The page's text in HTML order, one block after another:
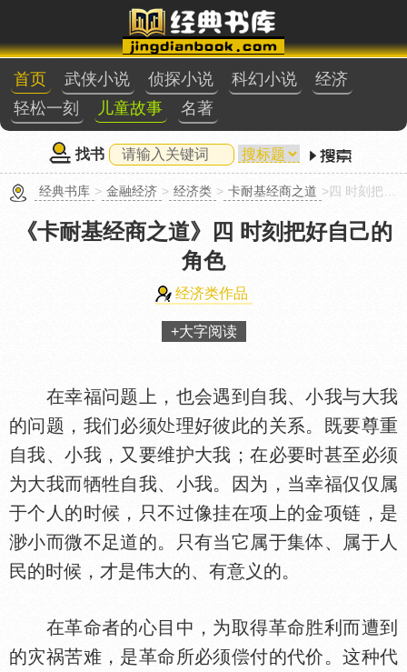
首页 武侠小说 侦探小说 科幻小说
经济
轻松一刻
儿童故事 名著
找书
经典书库 > 金融经济 > 经济类 > 卡耐基经商之道 >四 时刻把好自己的角色
《卡耐基经商之道》
四 时刻把好自己的
角色
经济类作品
+大字阅读
在幸福问题上，也会遇到自我、小我与大我
的问题，我们必须
理好彼此的关系。既要尊重
自我、小我，又要维护大我；在必要时甚至必须
为大我而牺牲自我、小我。因为，当幸福仅仅属
于个人的时候，只不过像挂在项上的金项链，是
渺小而微不足道的。只有当它属于集
、属于人
民的时候，才是伟大的、有意义的。
在革命者的心目中，为取得革命胜利而遭到
的灾祸苦难，是革命所必须偿付的代价。这种代